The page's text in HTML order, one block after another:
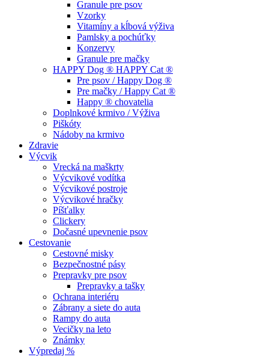
Granule pre psov
Vzorky
Vitamíny a kĺbová výživa
Pamlsky a pochúťky
Konzervy
Granule pre mačky
HAPPY Dog ® HAPPY Cat ®
Pre psov / Happy Dog ®
Pre mačky / Happy Cat ®
Happy ® chovatelia
Doplnkové krmivo / Výživa
Piškóty
Nádoby na krmivo
Zdravie
Výcvik
Vrecká na maškrty
Výcvikové vodítka
Výcvikové postroje
Výcvikové hračky
Píšťalky
Clickery
Dočasné upevnenie psov
Cestovanie
Cestovné misky
Bezpečnostné pásy
Prepravky pre psov
Prepravky a tašky
Ochrana interiéru
Zábrany a siete do auta
Rampy do auta
Vecičky na leto
Známky
Výpredaj %